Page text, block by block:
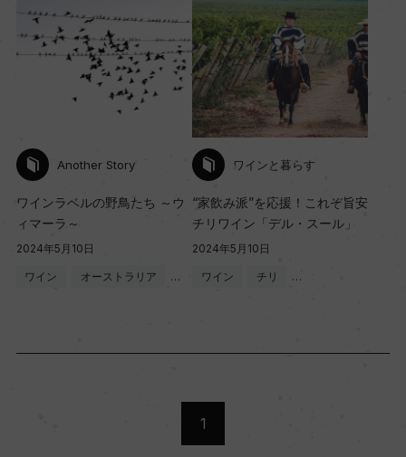
Another Story
ワインラベルの野鳥たち ～ウ
ィマーラ～
2024年5月10日
ワイン オーストラリア …
ワインと暮らす
“家飲み派”を応援！これぞ旨安
チリワイン「デル・スール」
2024年5月10日
ワイン チリ …
1